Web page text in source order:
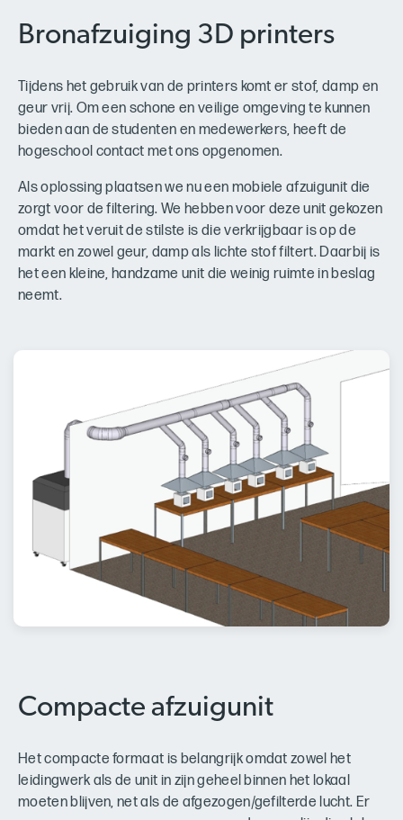
Bronafzuiging 3D printers
Tijdens het gebruik van de printers komt er stof, damp en
geur vrij. Om een schone en veilige omgeving te kunnen
bieden aan de studenten en medewerkers, heeft de
hogeschool contact met ons opgenomen.
Als oplossing plaatsen we nu een mobiele afzuigunit die
zorgt voor de filtering. We hebben voor deze unit gekozen
omdat het veruit de stilste is die verkrijgbaar is op de
markt en zowel geur, damp als lichte stof filtert. Daarbij is
het een kleine, handzame unit die weinig ruimte in beslag
neemt.
Compacte afzuigunit
Het compacte formaat is belangrijk omdat zowel het
leidingwerk als de unit in zijn geheel binnen het lokaal
moeten blijven, net als de afgezogen/gefilterde lucht. Er